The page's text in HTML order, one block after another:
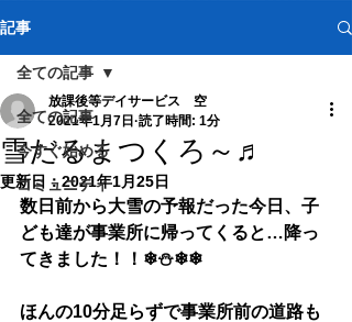
記事
全ての記事
今すぐ始める
コミュニティ
全ての記事
雪だるまつくろ～♬
放課後等デイサービス 空
2021年1月7日 読了時間: 1分
更新日：2021年1月25日
数日前から大雪の予報だった今日、子
ども達が事業所に帰ってくると…降っ
てきました！！❄⛄❄❄
ほんの10分足らずで事業所前の道路も